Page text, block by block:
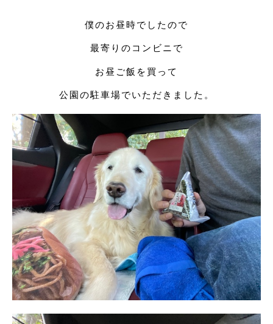
僕のお昼時でしたので
最寄りのコンビニで
お昼ご飯を買って
公園の駐車場でいただきました。